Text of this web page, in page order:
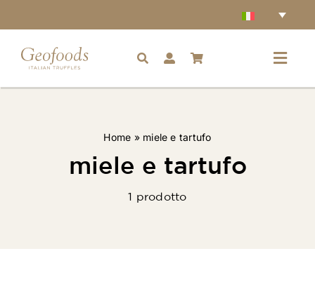
al
contenuto
Accessori
Tartufi
Home » miele e tartufo
miele e tartufo
1 prodotto